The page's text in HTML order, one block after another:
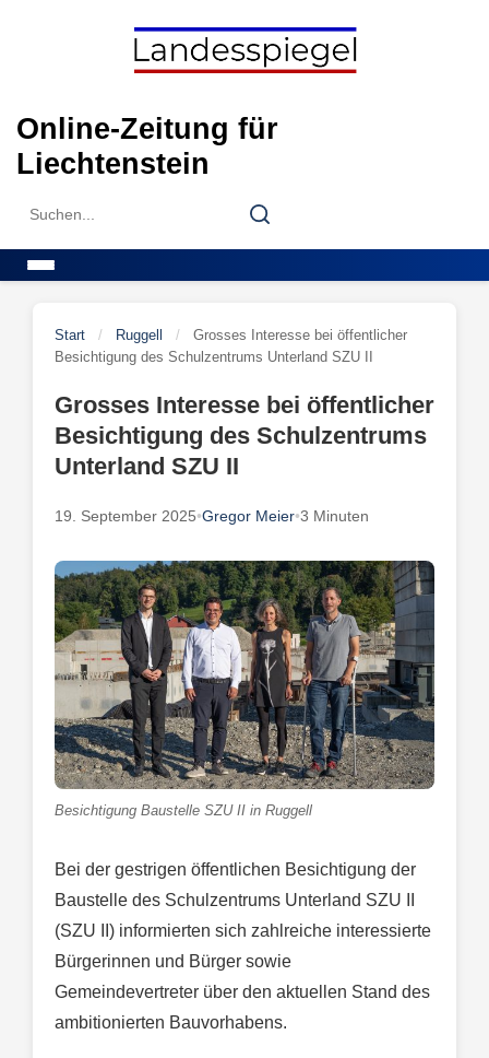
Online-Zeitung für
Liechtenstein
Search
Search
Start / Ruggell /
Grosses Interesse bei öffentlicher
Besichtigung des Schulzentrums Unterland SZU II
Grosses Interesse bei öffentlicher
Besichtigung des Schulzentrums
Unterland SZU II
19. September 2025•Gregor Meier•3 Minuten
Besichtigung Baustelle SZU II in Ruggell
Bei der gestrigen öffentlichen Besichtigung der
Baustelle des Schulzentrums Unterland SZU II
(SZU II) informierten sich zahlreiche interessierte
Bürgerinnen und Bürger sowie
Gemeindevertreter über den aktuellen Stand des
ambitionierten Bauvorhabens.